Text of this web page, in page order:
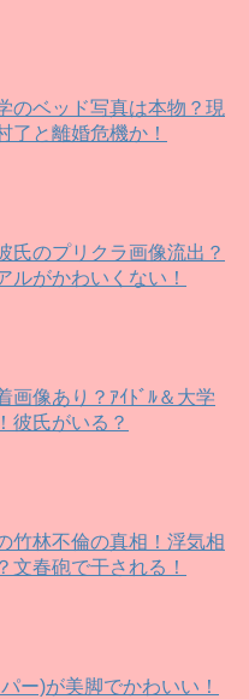
のベッド写真は本物？現
了と離婚危機か！
氏のプリクラ画像流出？
ルがかわいくない！
画像あり？ｱｲﾄﾞﾙ＆大学
彼氏がいる？
竹林不倫の真相！浮気相
文春砲で干される！
ー)が美脚でかわいい！